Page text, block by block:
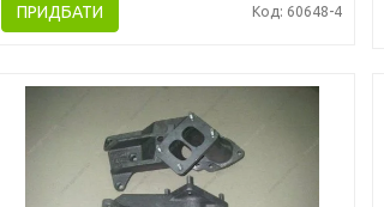
ПРИДБАТИ Код: 60648-4